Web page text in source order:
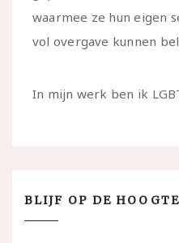
waarmee ze hun eigen
vol overgave kunnen
In mijn werk ben ik
BLIJF OP DE HOOGTE